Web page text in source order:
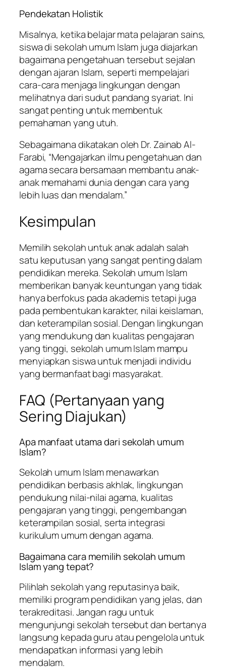
Pendekatan Holistik
Misalnya, ketika belajar mata pelajaran sains,
siswa di sekolah umum Islam juga diajarkan
bagaimana pengetahuan tersebut sejalan
dengan ajaran Islam, seperti mempelajari
cara-cara menjaga lingkungan dengan
melihatnya dari sudut pandang syariat. Ini
sangat penting untuk membentuk
pemahaman yang utuh.
Sebagaimana dikatakan oleh Dr. Zainab Al-
Farabi, “Mengajarkan ilmu pengetahuan dan
agama secara bersamaan membantu anak-
anak memahami dunia dengan cara yang
lebih luas dan mendalam.”
Kesimpulan
Memilih sekolah untuk anak adalah salah
satu keputusan yang sangat penting dalam
pendidikan mereka. Sekolah umum Islam
memberikan banyak keuntungan yang tidak
hanya berfokus pada akademis tetapi juga
pada pembentukan karakter, nilai keislaman,
dan keterampilan sosial. Dengan lingkungan
yang mendukung dan kualitas pengajaran
yang tinggi, sekolah umum Islam mampu
menyiapkan siswa untuk menjadi individu
yang bermanfaat bagi masyarakat.
FAQ (Pertanyaan yang
Sering Diajukan)
Apa manfaat utama dari sekolah umum
Islam?
Sekolah umum Islam menawarkan
pendidikan berbasis akhlak, lingkungan
pendukung nilai-nilai agama, kualitas
pengajaran yang tinggi, pengembangan
keterampilan sosial, serta integrasi
kurikulum umum dengan agama.
Bagaimana cara memilih sekolah umum
Islam yang tepat?
Pilihlah sekolah yang reputasinya baik,
memiliki program pendidikan yang jelas, dan
terakreditasi. Jangan ragu untuk
mengunjungi sekolah tersebut dan bertanya
langsung kepada guru atau pengelola untuk
mendapatkan informasi yang lebih
mendalam.